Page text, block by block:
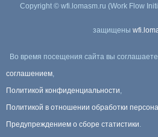
Copyright © wfi.lomasm.ru (Work Flow
защищены
Во время посещения сайта вы
соглашением
Политикой конфиденциальности
Политикой в отношении обработки
Предупреждением о сборе статистики